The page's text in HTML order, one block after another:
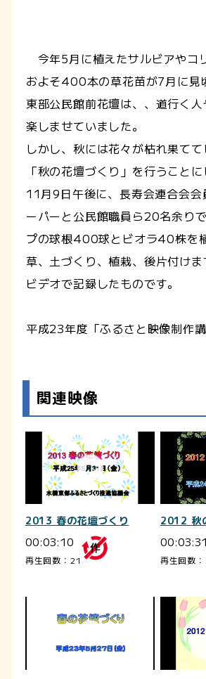
今年5月に植えたサルビアやコ
およそ400本の草花苗が7月に見
東部公民館前花壇は、、道行く
楽しませていました。
しかし、秋には花々が枯れ果てて
「秋の花壇づくり」を行うことに
11月9日午後に、長寿会連合会会
ーパーと公民館職員ら20名余り
プの球根400球とビオラ40株を
草、土づくり、植栽、後片付け
ビデオで記録したものです。
平成23年度「ふるさと映像制作講
関連映像
2013 春の花壇づくり
00:03:10
再生回数：21
2012 秋
00:03:31
再生回数